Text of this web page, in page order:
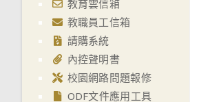
教育雲信箱
教職員工信箱
請購系統
內控聲明書
校園網路問題報修
ODF文件應用工具